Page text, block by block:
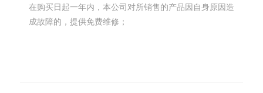
在购买日起一年内，本公司对所销售的产品因自身原因造
成故障的，提供免费维修；